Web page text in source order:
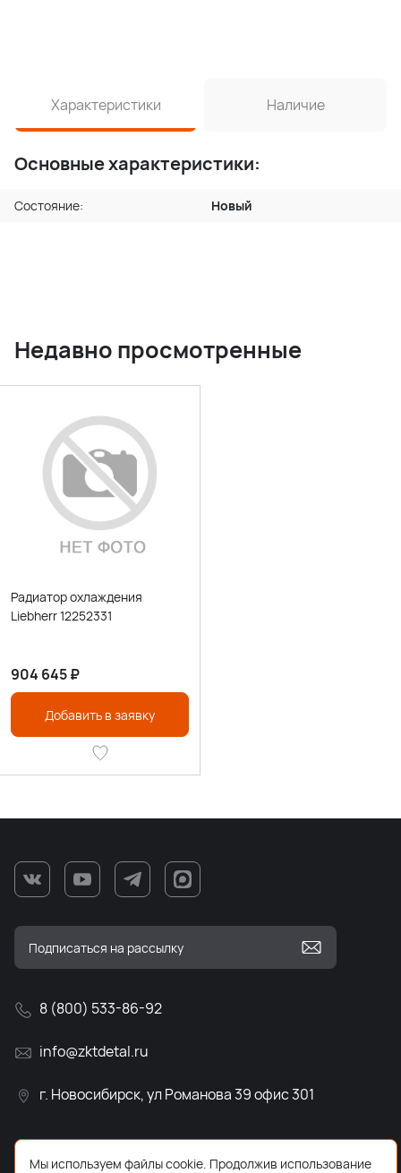
Характеристики Наличие
Основные характеристики:
Состояние: Новый
Недавно просмотренные
Радиатор охлаждения
Liebherr 12252331
904 645₽
Добавить в заявку
8 (800) 533-86-92
info@zktdetal.ru
г. Новосибирск, ул Романова 39 офис 301
Мы используем файлы cookie. Продолжив использование